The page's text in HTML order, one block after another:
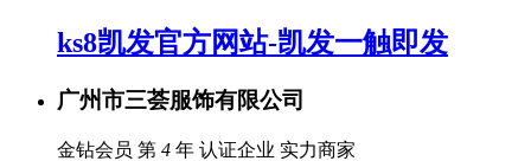
ks8凯发官方网站-凯发一触即发
广州市三荟服饰有限公司
金钻会员 第 4 年 认证企业 实力商家